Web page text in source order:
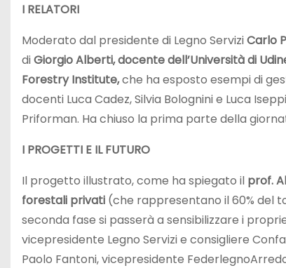
I RELATORI
Moderato dal presidente di Legno ServiziCarlo
diGiorgio Alberti, docente dell’Università di
Forestry Institute,che ha esposto esempi di
docenti Luca Cadez, Silvia Bolognini e Luca
Priforman. Ha chiuso la prima parte della
I PROGETTI E IL FUTURO
Il progetto illustrato, come ha spiegato il prof.
forestali privati (che rappresentano il 60% del
seconda fase si passerà a sensibilizzare i
vicepresidente Legno Servizi e consigliere
Paolo Fantoni, vicepresidente